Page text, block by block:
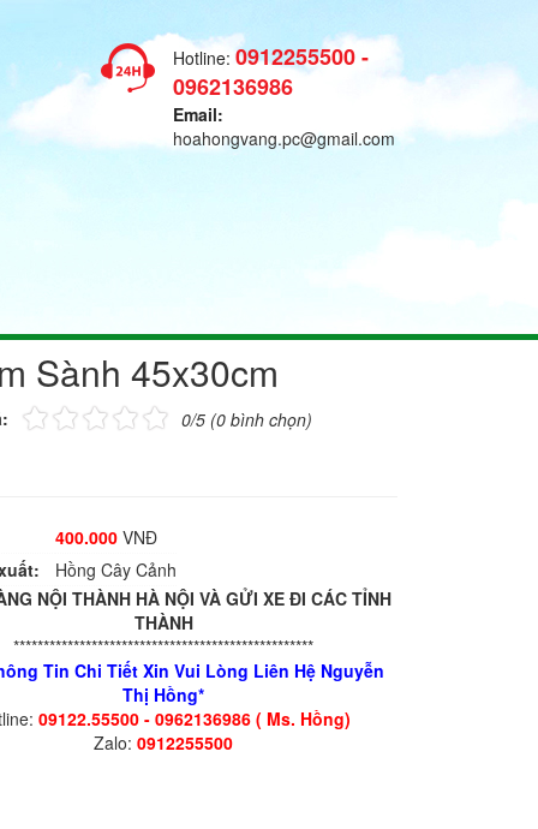
Hotline: 0912255500 -
0962136986
Email:
hoahongvang.pc@gmail.com
Sành 45x30cm
0/5 (0 bình chọn)
400.000 VNĐ
Hồng Cây Cảnh
NỘI THÀNH HÀ NỘI VÀ GỬI XE ĐI CÁC TỈNH
THÀNH
**************************************************
Tin Chi Tiết Xin Vui Lòng Liên Hệ Nguyễn
Thị Hồng*
09122.55500 - 0962136986 ( Ms. Hồng)
Zalo: 0912255500